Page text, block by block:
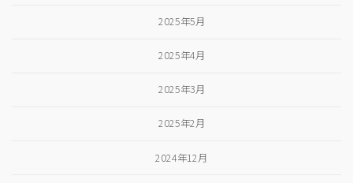
2025年5月
2025年4月
2025年3月
2025年2月
2024年12月